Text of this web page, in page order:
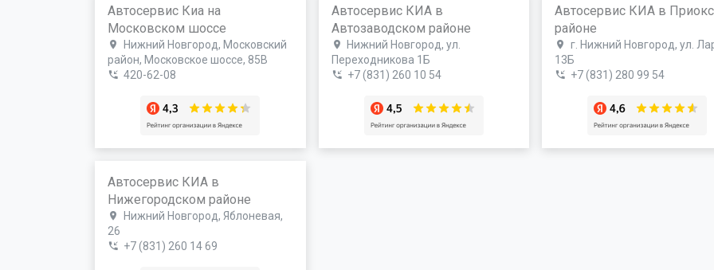
Автосервис Киа на
Московском шоссе
Нижний Новгород, Московский
район, Московское шоссе, 85В
420-62-08
Автосервис КИА в
Автозаводском районе
Нижний Новгород, ул.
Переходникова 1Б
+7 (831) 260 10 54
Автосервис КИА в
районе
г. Нижний Новгород, ул.
13Б
+7 (831) 280 99 54
Автосервис КИА в
Нижегородском районе
Нижний Новгород, Яблоневая,
26
+7 (831) 260 14 69